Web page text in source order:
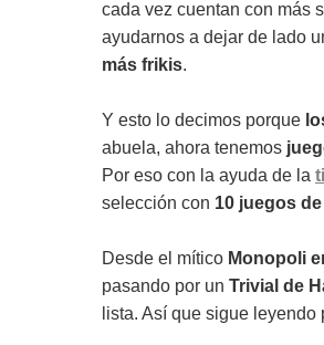
cada vez cuentan con más
ayudarnos a dejar de lado
más frikis.
Y esto lo decimos porque
abuela, ahora tenemos
Por eso con la ayuda de la
selección con 10 juegos
Desde el mítico Monopoli
pasando por un Trivial de
lista. Así que sigue